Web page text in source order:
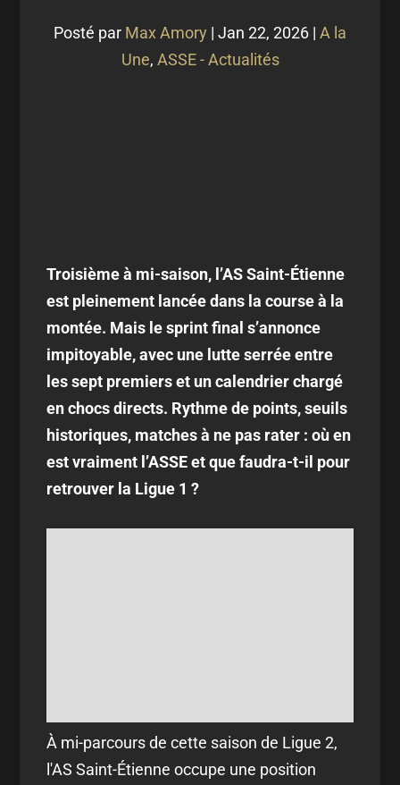
Posté par Max Amory | Jan 22, 2026 | A la
Une, ASSE - Actualités
Troisième à mi-saison, l’AS Saint-Étienne
est pleinement lancée dans la course à la
montée. Mais le sprint final s’annonce
impitoyable, avec une lutte serrée entre
les sept premiers et un calendrier chargé
en chocs directs. Rythme de points, seuils
historiques, matches à ne pas rater : où en
est vraiment l’ASSE et que faudra-t-il pour
retrouver la Ligue 1 ?
À mi-parcours de cette saison de Ligue 2,
l'AS Saint-Étienne occupe une position